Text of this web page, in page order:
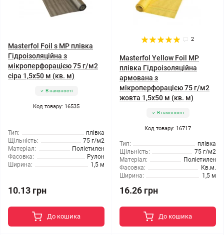
Masterfol Foil s MP плівка
Гідроізоляційна з
мікроперфорацією 75 г/м2
сіра 1,5x50 м (кв. м)
В наявності
Код товару: 16535
Тип:
плівка
Щільність:
75 г/м2
Матеріал:
Поліетилен
Фасовка:
Рулон
Ширина:
1,5 м
10.13 грн
До кошика
2
Masterfol Yellow Foil MP
плівка Гідроізоляційна
армована з
мікроперфорацією 75 г/м2
жовта 1,5x50 м (кв. м)
В наявності
Код товару: 16717
Тип:
плівка
Щільність:
75 г/м2
Матеріал:
Поліетилен
Фасовка:
Кв.м.
Ширина:
1,5 м
16.26 грн
До кошика